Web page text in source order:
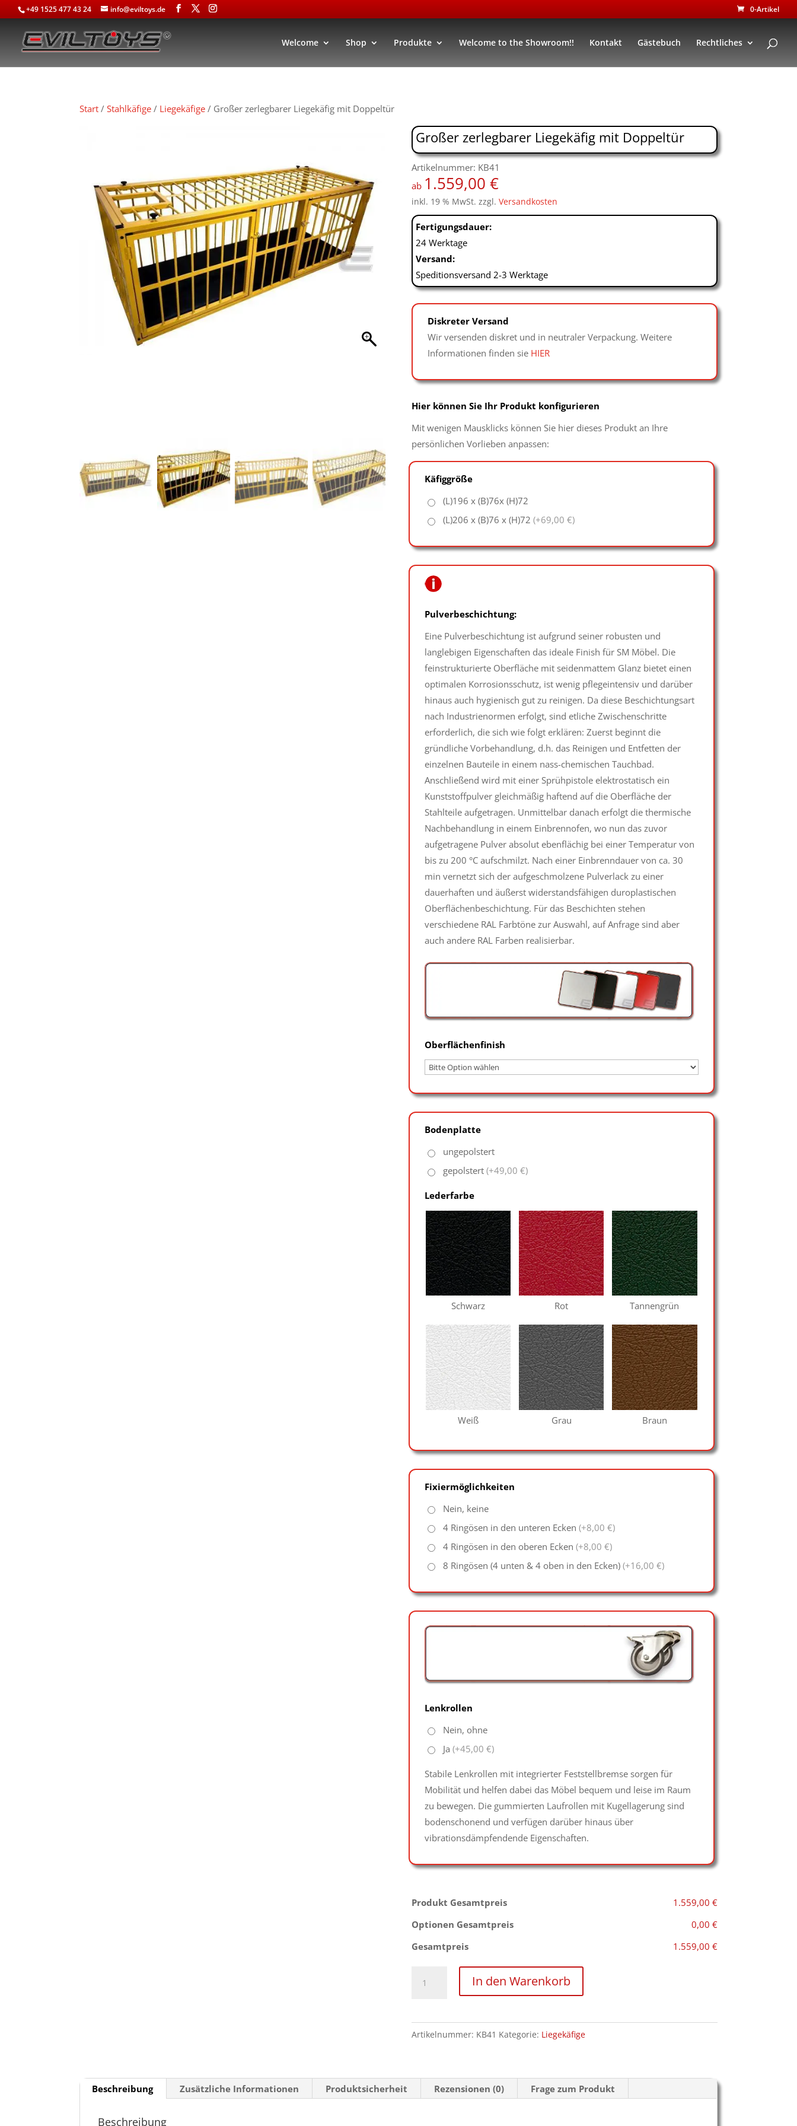
+49 1525 477 43 24 info@eviltoys.de 0-Artikel
Welcome Shop Produkte Welcome to the Showroom!! Kontakt Gästebuch Rechtliches
Start /Stahlkäfige / Liegekäfige / Großer zerlegbarer Liegekäfig mit Doppeltür
Großer zerlegbarer Liegekäfig mit Doppeltür
Artikelnummer: KB41
ab 1.559,00 €
inkl. 19 % MwSt. zzgl. Versandkosten
Fertigungsdauer:
24 Werktage
Versand:
Speditionsversand 2-3 Werktage
Diskreter Versand
Wir versenden diskret und in neutraler Verpackung. Weitere
Informationen finden sie HIER
Hier können Sie Ihr Produkt konfigurieren
Mit wenigen Mausklicks können Sie hier dieses Produkt an Ihre
persönlichen Vorlieben anpassen:
Käfiggröße
(L)196 x (B)76x (H)72
(L)206 x (B)76 x (H)72 (+69,00 €)
Pulverbeschichtung:
Eine Pulverbeschichtung ist aufgrund seiner robusten und
langlebigen Eigenschaften das ideale Finish für SM Möbel. Die
feinstrukturierte Oberfläche mit seidenmattem Glanz bietet einen
optimalen Korrosionsschutz, ist wenig pflegeintensiv und darüber
hinaus auch hygienisch gut zu reinigen. Da diese Beschichtungsart
nach Industrienormen erfolgt, sind etliche Zwischenschritte
erforderlich, die sich wie folgt erklären: Zuerst beginnt die
gründliche Vorbehandlung, d.h. das Reinigen und Entfetten der
einzelnen Bauteile in einem nass-chemischen Tauchbad.
Anschließend wird mit einer Sprühpistole elektrostatisch ein
Kunststoffpulver gleichmäßig haftend auf die Oberfläche der
Stahlteile aufgetragen. Unmittelbar danach erfolgt die thermische
Nachbehandlung in einem Einbrennofen, wo nun das zuvor
aufgetragene Pulver absolut ebenflächig bei einer Temperatur von
bis zu 200 °C aufschmilzt. Nach einer Einbrenndauer von ca. 30
min vernetzt sich der aufgeschmolzene Pulverlack zu einer
dauerhaften und äußerst widerstandsfähigen duroplastischen
Oberflächenbeschichtung. Für das Beschichten stehen
verschiedene RAL Farbtöne zur Auswahl, auf Anfrage sind aber
auch andere RAL Farben realisierbar.
Oberflächenfinish
Bodenplatte
ungepolstert
gepolstert (+49,00 €)
Lederfarbe
Schwarz Rot Tannengrün
Weiß Grau Braun
Fixiermöglichkeiten
Nein, keine
4 Ringösen in den unteren Ecken (+8,00 €)
4 Ringösen in den oberen Ecken (+8,00 €)
8 Ringösen (4 unten & 4 oben in den Ecken) (+16,00 €)
Lenkrollen
Nein, ohne
Ja (+45,00 €)
Stabile Lenkrollen mit integrierter Feststellbremse sorgen für
Mobilität und helfen dabei das Möbel bequem und leise im Raum
zu bewegen. Die gummierten Laufrollen mit Kugellagerung sind
bodenschonend und verfügen darüber hinaus über
vibrationsdämpfendende Eigenschaften.
Produkt Gesamtpreis
1.559,00 €
Optionen Gesamtpreis
0,00 €
Gesamtpreis
1.559,00 €
zerlegbarer
mit
Doppeltür
In den Warenkorb
Artikelnummer: KB41 Kategorie: Liegekäfige
Beschreibung Zusätzliche Informationen Produktsicherheit Rezensionen (0) Frage zum Produkt
Beschreibung